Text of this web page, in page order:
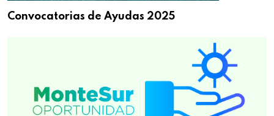
Convocatorias de Ayudas 2025